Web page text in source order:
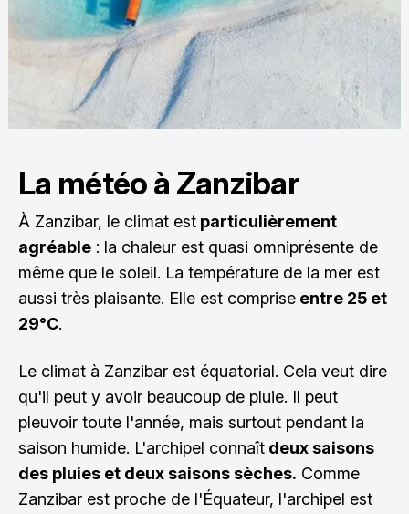
La météo à Zanzibar
À Zanzibar, le climat est particulièrement
agréable : la chaleur est quasi omniprésente de
même que le soleil. La température de la mer est
aussi très plaisante. Elle est comprise entre 25 et
29°C.
Le climat à Zanzibar est équatorial. Cela veut dire
qu'il peut y avoir beaucoup de pluie. Il peut
pleuvoir toute l'année, mais surtout pendant la
saison humide. L'archipel connaît deux saisons
des pluies et deux saisons sèches. Comme
Zanzibar est proche de l'Équateur, l'archipel est